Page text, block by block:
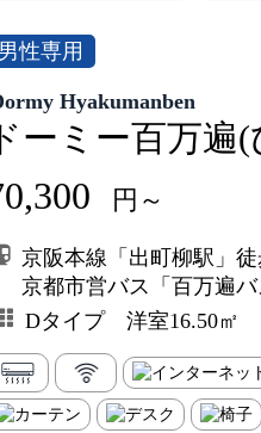
性専用
Hyakumanben
ーミー百万遍
円～
京阪本線「出町柳駅」
京都市営バス「百万遍
Dタイプ 洋室16.50㎡